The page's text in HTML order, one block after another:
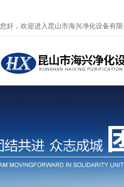
您好，欢迎进入昆山市海兴净化设备有限